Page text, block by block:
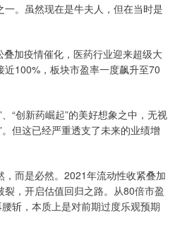
。虽然现在是牛夫人，但在当时是
加疫情催化，医药行业迎来超级大
100%，板块市盈率一度飙升至70
“创新药崛起”的美好想象之中，无视
但这已经严重透支了未来的业绩增
而是必然。2021年流动性收紧叠加
，开启估值回归之路。从80倍市盈
斩，本质上是对前期过度乐观预期